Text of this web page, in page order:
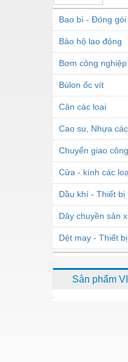
Bao bì - Đóng gói
Bảo hộ lao động
Bơm công nghiệp
Bùlon ốc vít
Cân các loại
Cao su, Nhựa
Chuyển giao
Cửa - kính các
Dầu khí - Thiết bị
Dây chuyền sản
Dệt may - Thiết bị
Dịch vụ - Thi công
Sản phẩm